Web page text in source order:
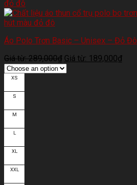
Áo Polo Trơn Basic – Unisex – Đỏ Đô
Giá từ:289,000₫ Giá từ: 189,000₫
XS
S
M
L
XL
XXL